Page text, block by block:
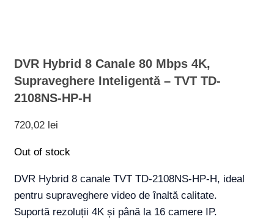
DVR Hybrid 8 Canale 80 Mbps 4K,
Supraveghere Inteligentă – TVT TD-
2108NS-HP-H
720,02 lei
Out of stock
DVR Hybrid 8 canale TVT TD-2108NS-HP-H, ideal
pentru supraveghere video de înaltă calitate.
Suportă rezoluții 4K și până la 16 camere IP.